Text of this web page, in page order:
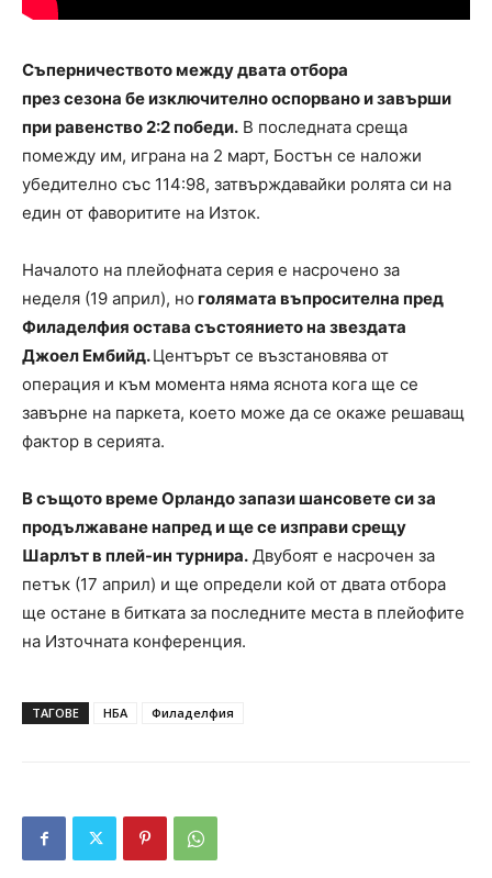
Съперничеството между двата отбора
през сезона бе изключително оспорвано и завърши
при равенство 2:2 победи. В последната среща
помежду им, играна на 2 март, Бостън се наложи
убедително със 114:98, затвърждавайки ролята си на
един от фаворитите на Изток.
Началото на плейофната серия е насрочено за
неделя (19 април), но голямата въпросителна пред
Филаделфия остава състоянието на звездата
Джоел Ембийд.Центърът се възстановява от
операция и към момента няма яснота кога ще се
завърне на паркета, което може да се окаже решаващ
фактор в серията.
В същото време Орландо запази шансовете си за
продължаване напред и ще се изправи срещу
Шарлът в плей-ин турнира. Двубоят е насрочен за
петък (17 април) и ще определи кой от двата отбора
ще остане в битката за последните места в плейофите
на Източната конференция.
ТАГОВЕ НБА Филаделфия